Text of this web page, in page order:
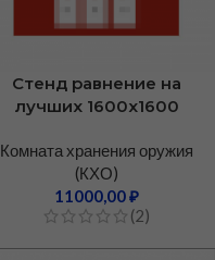
Стенд равнение на
лучших 1600х1600
Комната хранения оружия
(КХО)
11000,00₽
(2)